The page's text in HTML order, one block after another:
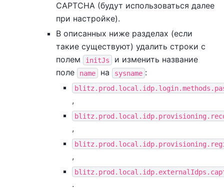
СAPTCHA (будут использоваться далее
при настройке).
В описанных ниже разделах (если
такие существуют) удалить строки с
полем
initJs
и изменить название
поле
name на sysname :
,
,
,
.